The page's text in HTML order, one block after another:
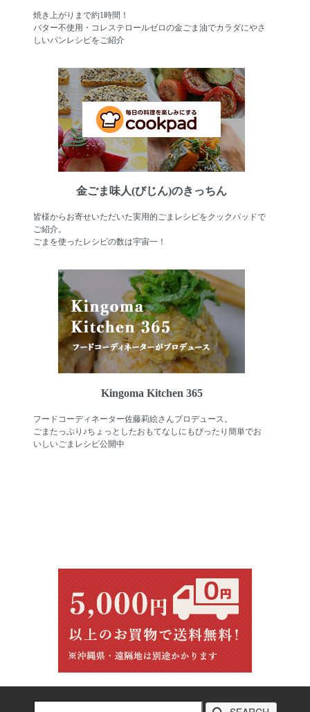
焼き上がりまで約1時間！
バター不使用・コレステロールゼロの金ごま油でカラダにやさ
しいパンレシピをご紹介
金ごま味人(びじん)のきっちん
皆様からお寄せいただいた実用的ごまレシピをクックパッドで
ご紹介。
ごまを使ったレシピの数は宇宙一！
Kingoma Kitchen 365
フードコーディネーター佐藤莉絵さんプロデュース。
ごまたっぷり♪ちょっとしたおもてなしにもぴったり簡単でお
いしいごまレシピ公開中